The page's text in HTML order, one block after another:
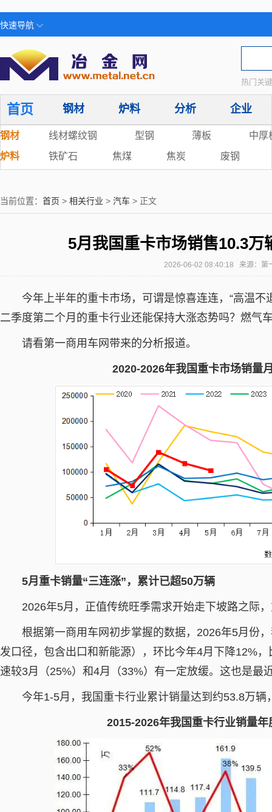
快速导航
热门关
首页 钢材 炉料 分析 企业
钢材 线材螺纹钢 型钢 薄板
中厚
炉料
铁矿石 焦煤 焦炭 废钢
当前位置： 首页 > 相关行业 > 汽车 > 正文
5月我国重卡市场销售10.3万
2026-06-02 08:40:18 来源：
今年上半年的重卡市场，可谓是惊喜连连，“高温
二季度第二个月的重卡行业还能保持大涨态势吗？燃气
请看第一商用车网带来的分析报道。
2020-2026年我国重卡市场销量
5月重卡销量“三连涨”，累计已超50万辆
2026年5月，正值传统旺季需求开始走下坡路之际
根据第一商用车网初步掌握的数据，2026年5月份
发口径，包含出口和新能源），环比今年4月下降12%
速较3月（25%）和4月（33%）有一定放缓。这也是最
今年1-5月，我国重卡行业累计销量达到约53.8万辆
2015-2026年我国重卡行业销量